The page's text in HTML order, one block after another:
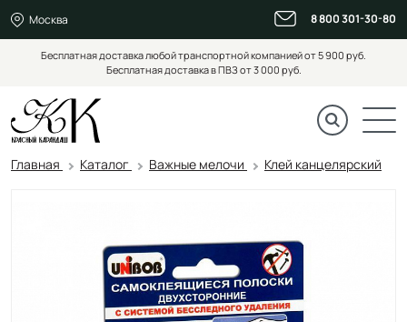
Москва 8 800 301-30-80
Бесплатная доставка любой транспортной компанией от 5 900 руб.
Бесплатная доставка в ПВЗ от 3 000 руб.
Главная Каталог Важные мелочи Клей канцелярский